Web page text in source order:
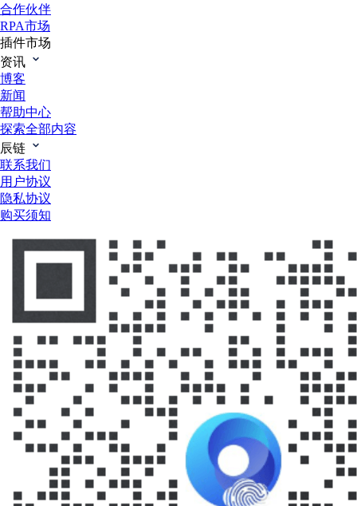
合作伙伴
RPA市场
插件市场
资讯
博客
新闻
帮助中心
探索全部内容
辰链
联系我们
用户协议
隐私协议
购买须知